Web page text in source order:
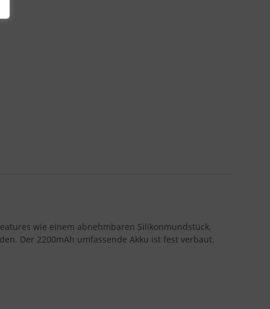
wie einem abnehmbaren Silikonmundstück,
Der 2200mAh umfassende Akku ist fest verbaut.